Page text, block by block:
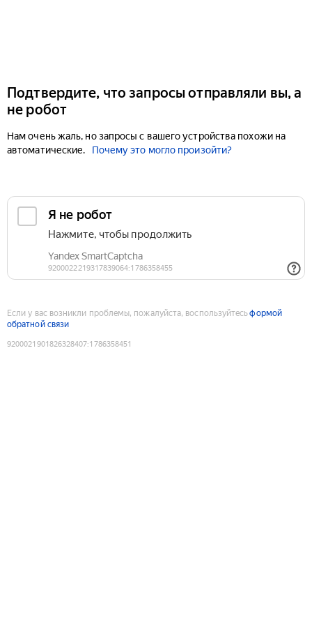
Подтвердите, что запросы отправляли вы, а
не робот
Нам очень жаль, но запросы с вашего устройства похожи на
автоматические.
Почему это могло произойти?
Если у вас возникли проблемы, пожалуйста, воспользуйтесьформой
обратной связи
9200021901826328407:1786358451